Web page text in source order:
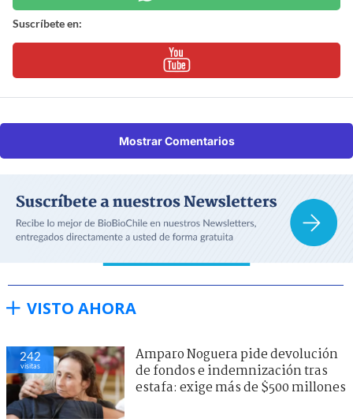
Suscríbete en:
Mostrar Comentarios
VISTO AHORA
242
visitas
Amparo Noguera pide devolución
de fondos e indemnización tras
estafa: exige más de $500 millones